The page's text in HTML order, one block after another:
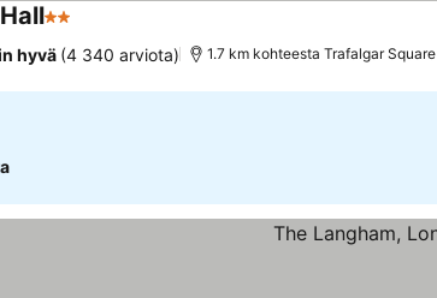
2 Tähtiluokitus
hyvä (4 340 arviota) 1.7 km kohteesta Trafalgar Square